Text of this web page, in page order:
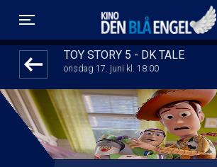
Toggle navigation
Kino Den Blå Engel
TOY STORY 5 - DK TALE
onsdag 17. juni kl. 18:00
front03-cc 074437